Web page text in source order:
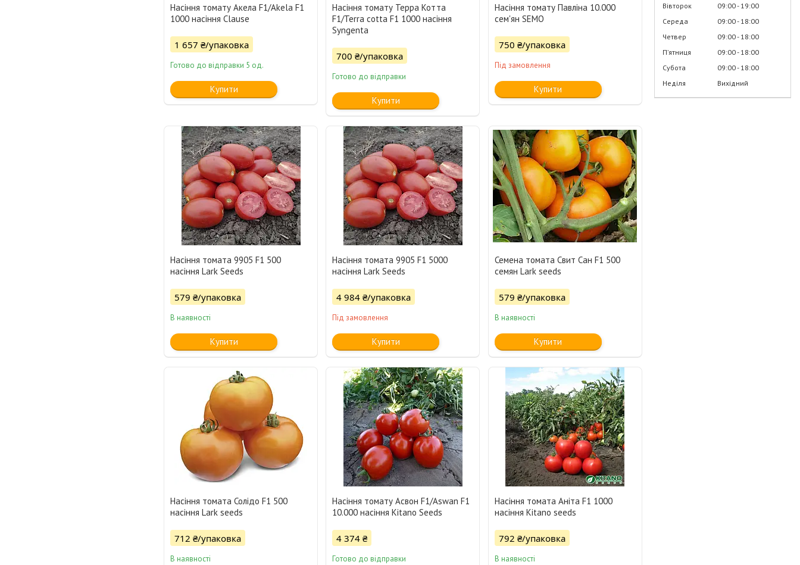
Насіння томату Акела F1/Akela F1
1000 насіння Clause
1 657 ₴/упаковка
Готово до відправки 5 од.
Купити
Насіння томату Терра Котта
F1/Terra cotta F1 1000 насіння
Syngenta
700 ₴/упаковка
Готово до відправки
Купити
Насіння томату Павліна 10.000
cем'ян SEMO
750 ₴/упаковка
Під замовлення
Купити
Насіння томата 9905 F1 500
насіння Lark Seeds
579 ₴/упаковка
В наявності
Купити
Насіння томата 9905 F1 5000
насіння Lark Seeds
4 984 ₴/упаковка
Під замовлення
Купити
Семена томата Свит Сан F1 500
семян Lark seeds
579 ₴/упаковка
В наявності
Купити
Насіння томата Солідо F1 500
насіння Lark seeds
712 ₴/упаковка
В наявності
Насіння томату Асвон F1/Aswan F1
10.000 насіння Kitano Seeds
4 374 ₴
Готово до відправки
Насіння томата Аніта F1 1000
насіння Kitano seeds
792 ₴/упаковка
В наявності
Вівторок
09:00 19:00
Середа
09:00 18:00
Четвер
09:00 18:00
Пʼятниця
09:00 18:00
Субота
09:00 18:00
Неділя
Вихідний